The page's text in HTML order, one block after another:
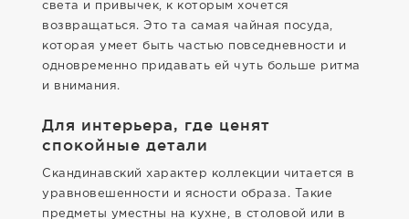
света и привычек, к которым хочется
возвращаться. Это та самая чайная посуда,
которая умеет быть частью повседневности и
одновременно придавать ей чуть больше ритма
и внимания.
Для интерьера, где ценят
спокойные детали
Скандинавский характер коллекции читается в
уравновешенности и ясности образа. Такие
предметы уместны на кухне, в столовой или в